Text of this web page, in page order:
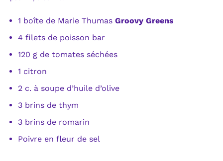
1 boîte de Marie Thumas Groovy Greens
4 filets de poisson bar
120 g de tomates séchées
1 citron
2 c. à soupe d’huile d’olive
3 brins de thym
3 brins de romarin
Poivre en fleur de sel